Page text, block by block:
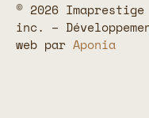
© 2026 Imaprestige
inc. –
web par Aponia